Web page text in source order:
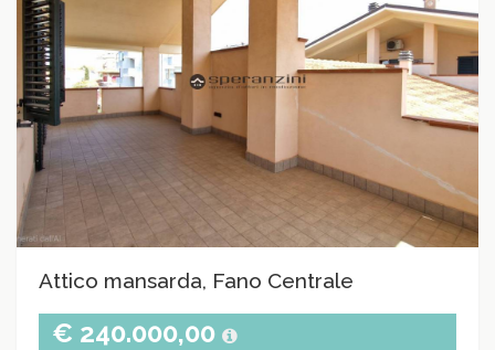
Attico mansarda, Fano Centrale
€ 240.000,00